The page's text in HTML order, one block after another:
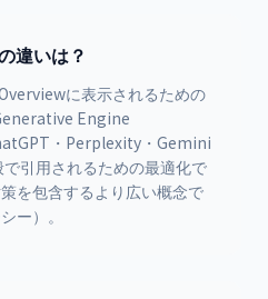
違いは？
に表示されるための
Engine
・Perplexity・Gemini
引用されるための最適化で
を包含するより広い概念で
ー）。